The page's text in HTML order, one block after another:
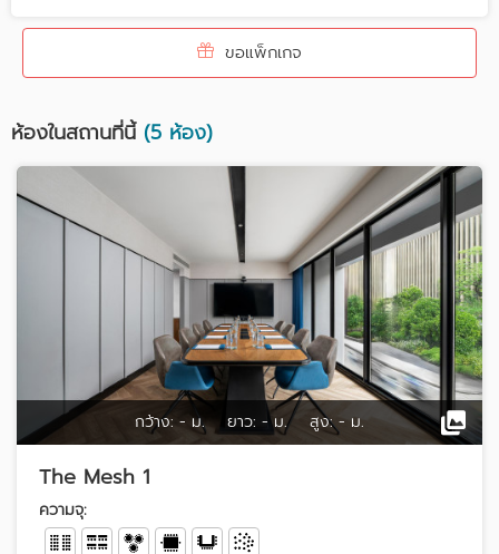
ขอแพ็กเกจ
ห้องในสถานที่นี้(5 ห้อง)
กว้าง: - ม. ยาว: - ม. สูง: - ม.
The Mesh 1
ความจุ: